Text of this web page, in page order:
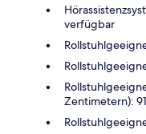
verfügbar
Zentimetern): 91